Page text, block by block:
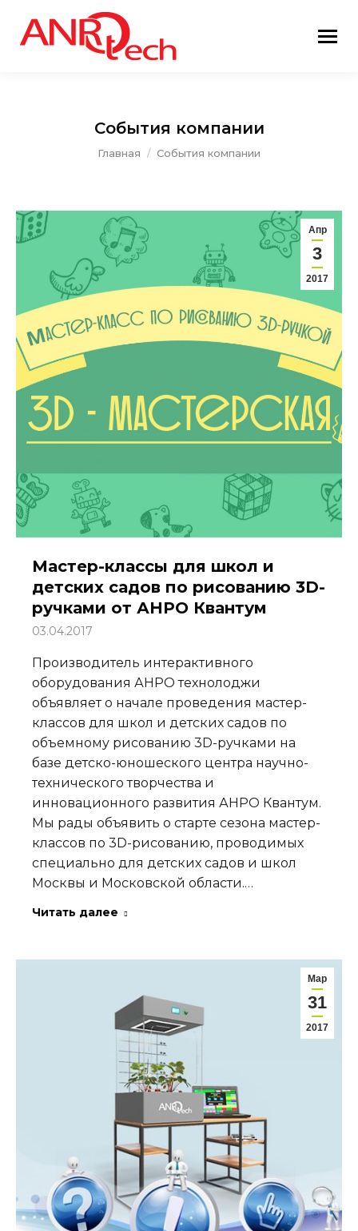
События компании
Вы здесь:
Главная События компании
Апр
3
2017
Мастер-классы для школ и
детских садов по рисованию 3D-
ручками от АНРО Квантум
03.04.2017
Производитель интерактивного
оборудования АНРО технолоджи
объявляет о начале проведения мастер-
классов для школ и детских садов по
объемному рисованию 3D-ручками на
базе детско-юношеского центра научно-
технического творчества и
инновационного развития АНРО Квантум.
Мы рады объявить о старте сезона мастер-
классов по 3D-рисованию, проводимых
специально для детских садов и школ
Москвы и Московской области.…
Читать далее
Мар
31
2017